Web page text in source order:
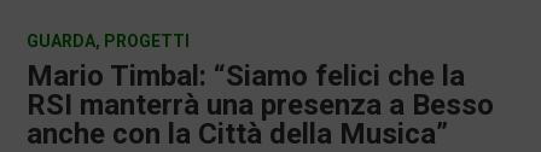
Mario Timbal: “Siamo felici che la
RSI manterrà una presenza a Besso
anche con la Città della Musica”
GUARDA, PROGETTI